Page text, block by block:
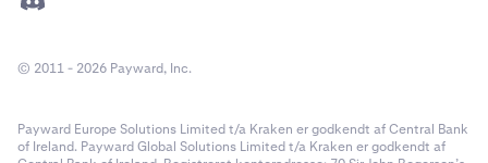
© 2011 - 2026 Payward, Inc.
Payward Europe Solutions Limited t/a Kraken er godkendt af Central Bank
of Ireland. Payward Global Solutions Limited t/a Kraken er godkendt af